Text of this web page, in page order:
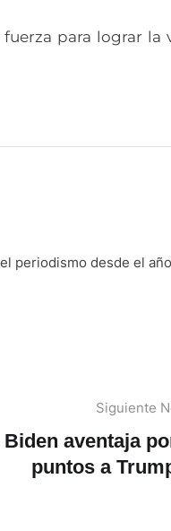
para lograr la
periodismo desde el año
Siguiente
Biden aventaja
puntos a